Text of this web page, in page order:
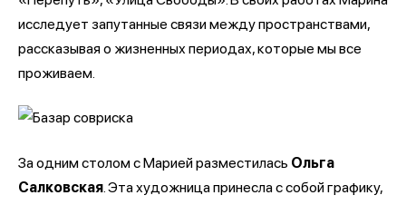
исследует запутанные связи между пространствами,
рассказывая о жизненных периодах, которые мы все
проживаем.
За одним столом с Марией разместилась Ольга
Салковская . Эта художница принесла с собой графику,